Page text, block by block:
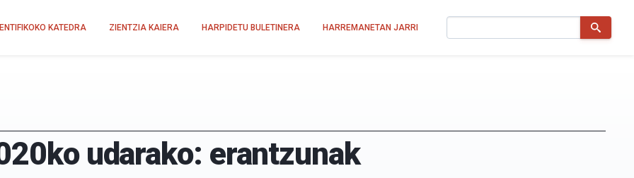
KATEDRA ZIENTZIA KAIERA HARPIDETU BULETINERA HARREMANETAN JARRI
udarako: erantzunak